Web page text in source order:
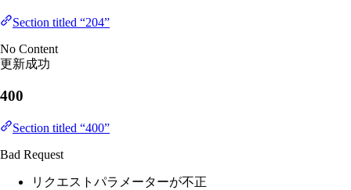
Section titled “204”
No Content
更新成功
400
Section titled “400”
Bad Request
リクエストパラメーターが不正